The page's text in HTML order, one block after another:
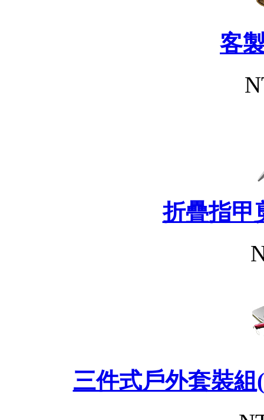
客
折疊指甲
三件式戶外套裝